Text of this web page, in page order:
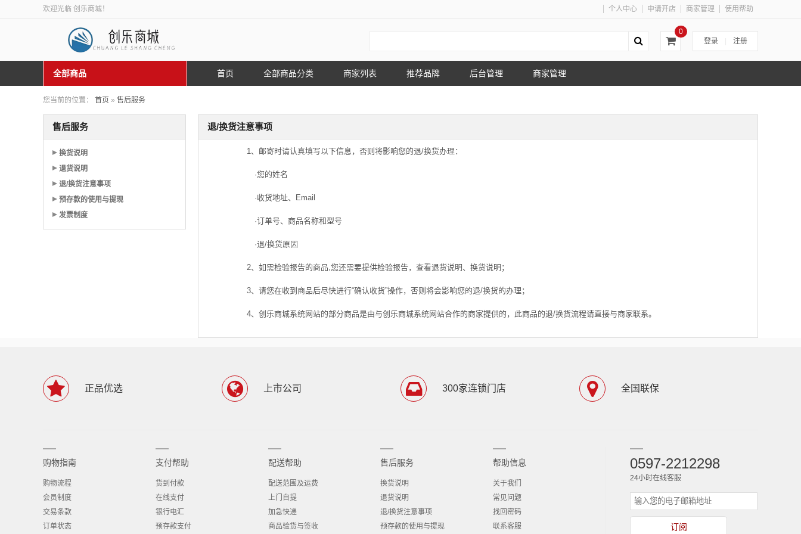
欢迎光临 创乐商城！ 个人中心 申请开店 商家管理 使用帮助
登录 注册
0
全部商品 首页 全部商品分类 商家列表 推荐品牌 后台管理 商家管理
您当前的位置： 首页 » 售后服务
退/换货注意事项
1、邮寄时请认真填写以下信息，否则将影响您的退/换货办理：
·您的姓名
·收货地址、Email
·订单号、商品名称和型号
·退/换货原因
2、如需检验报告的商品,您还需要提供检验报告，查看退货说明、换货说明；
3、请您在收到商品后尽快进行“确认收货”操作，否则将会影响您的退/换货的办理；
4、创乐商城系统网站的部分商品是由与创乐商城系统网站合作的商家提供的，此商品的退/换货流程请直接与商家联系。
售后服务
换货说明
退货说明
退/换货注意事项
预存款的使用与提现
发票制度
正品优选 上市公司 300家连锁门店 全国联保
购物指南
购物流程
会员制度
交易条款
订单状态
支付帮助
货到付款
在线支付
银行电汇
预存款支付
配送帮助
配送范围及运费
上门自提
加急快递
商品验货与签收
售后服务
换货说明
退货说明
退/换货注意事项
预存款的使用与提现
帮助信息
关于我们
常见问题
找回密码
联系客服
0597-2212298
24小时在线客服
订阅